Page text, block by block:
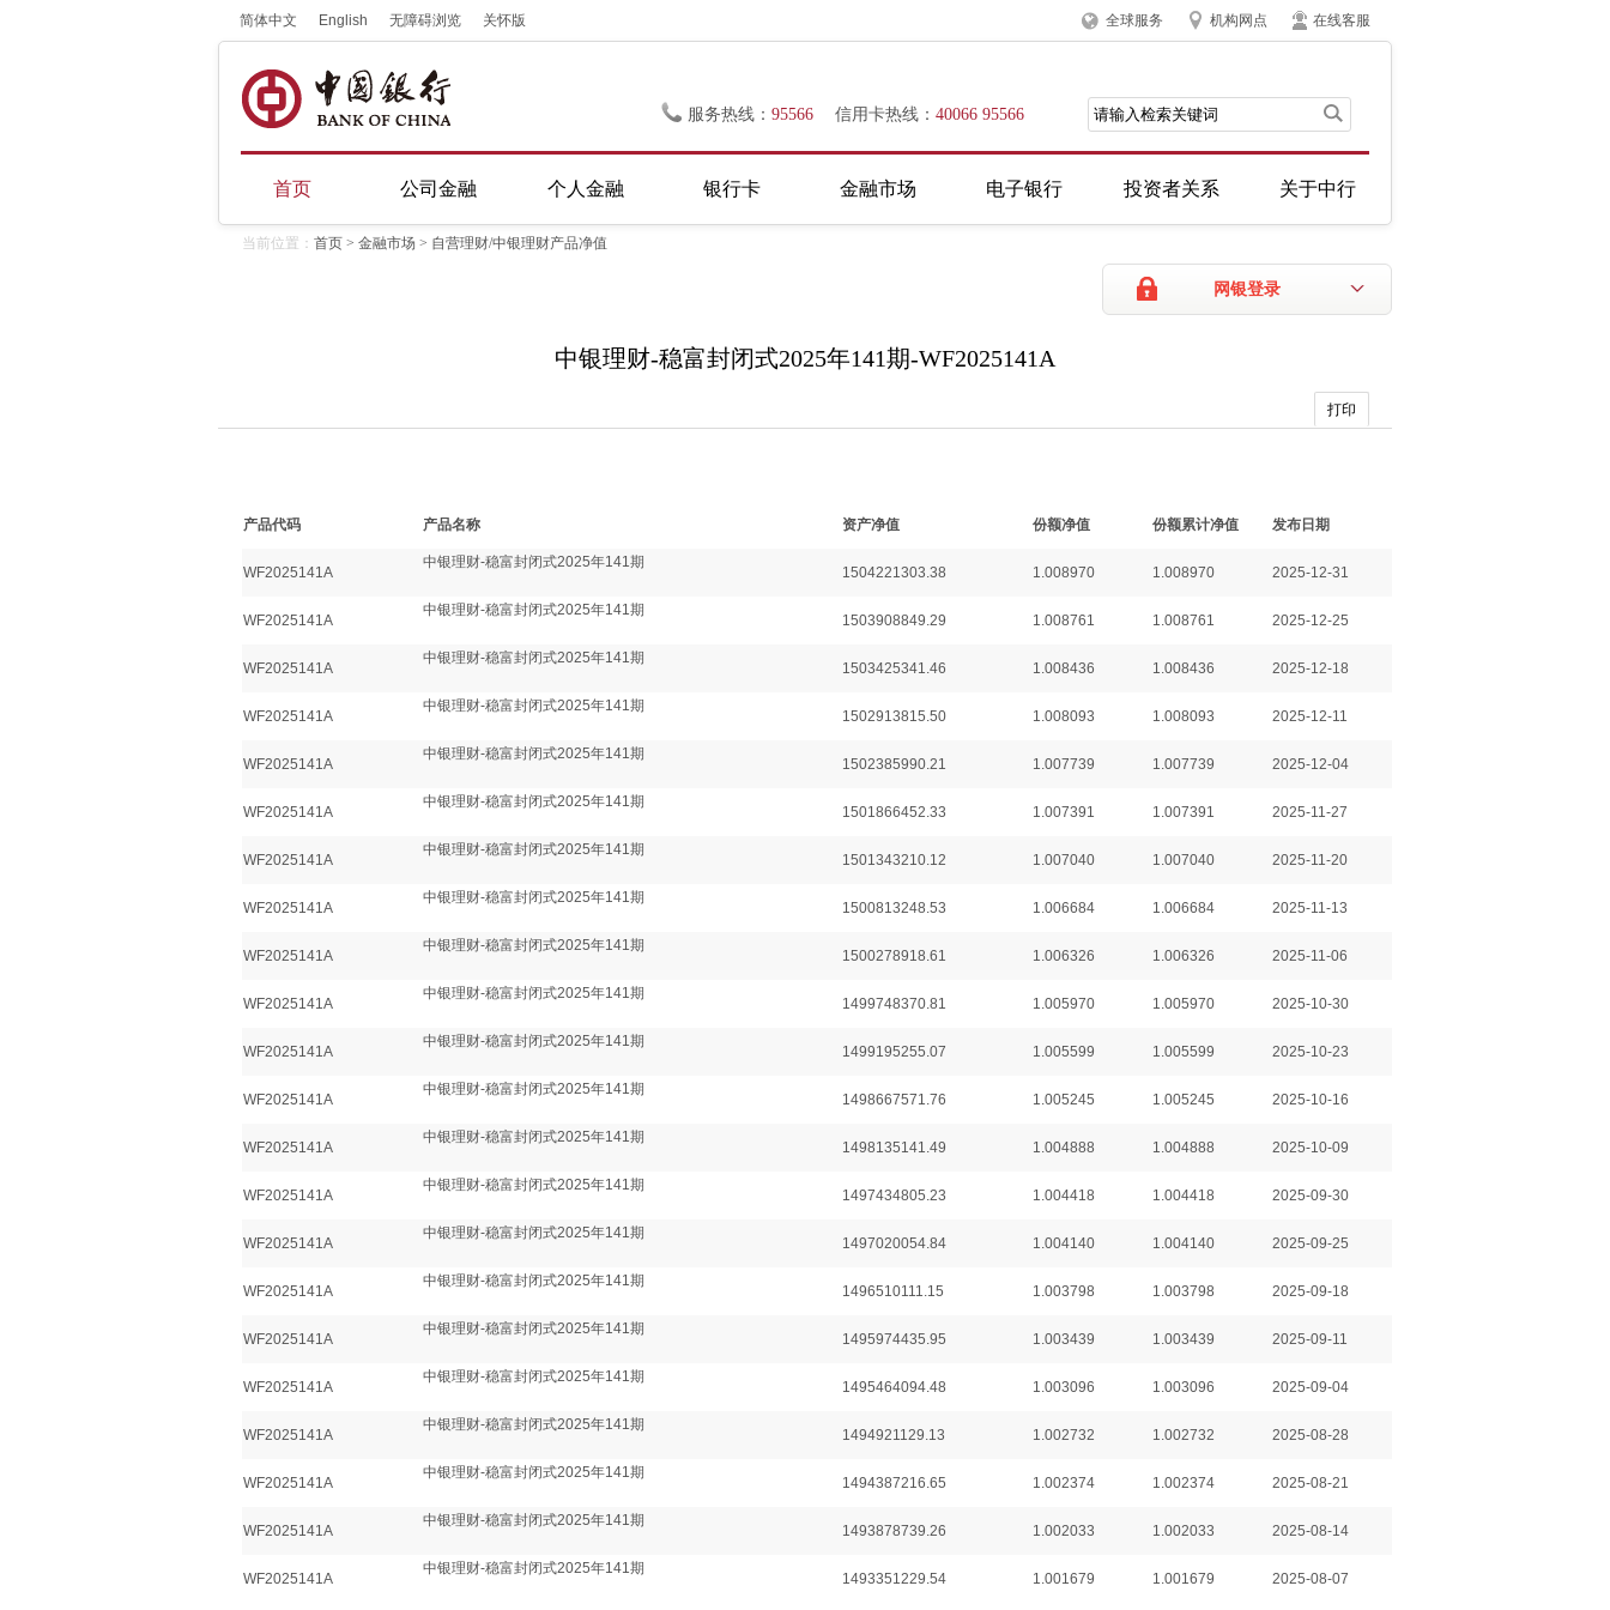
简体中文 English 无障碍浏览 关怀版 全球服务 机构网点 在线客服
服务热线： 95566 信用卡热线： 40066 95566
首页 公司金融 个人金融 银行卡 金融市场 电子银行 投资者关系 关于中行
当前位置： 首页 > 金融市场 > 自营理财/中银理财产品净值
网银登录
中银理财-稳富封闭式2025年141期-WF2025141A
打印
产品代码 产品名称 资产净值 份额净值 份额累计净值 发布日期
WF2025141A
中银理财-稳富封闭式2025年141期
1504221303.38 1.008970 1.008970 2025-12-31
WF2025141A
中银理财-稳富封闭式2025年141期
1503908849.29 1.008761 1.008761 2025-12-25
WF2025141A
中银理财-稳富封闭式2025年141期
1503425341.46 1.008436 1.008436 2025-12-18
WF2025141A
中银理财-稳富封闭式2025年141期
1502913815.50 1.008093 1.008093 2025-12-11
WF2025141A
中银理财-稳富封闭式2025年141期
1502385990.21 1.007739 1.007739 2025-12-04
WF2025141A
中银理财-稳富封闭式2025年141期
1501866452.33 1.007391 1.007391 2025-11-27
WF2025141A
中银理财-稳富封闭式2025年141期
1501343210.12 1.007040 1.007040 2025-11-20
WF2025141A
中银理财-稳富封闭式2025年141期
1500813248.53 1.006684 1.006684 2025-11-13
WF2025141A
中银理财-稳富封闭式2025年141期
1500278918.61 1.006326 1.006326 2025-11-06
WF2025141A
中银理财-稳富封闭式2025年141期
1499748370.81 1.005970 1.005970 2025-10-30
WF2025141A
中银理财-稳富封闭式2025年141期
1499195255.07 1.005599 1.005599 2025-10-23
WF2025141A
中银理财-稳富封闭式2025年141期
1498667571.76 1.005245 1.005245 2025-10-16
WF2025141A
中银理财-稳富封闭式2025年141期
1498135141.49 1.004888 1.004888 2025-10-09
WF2025141A
中银理财-稳富封闭式2025年141期
1497434805.23 1.004418 1.004418 2025-09-30
WF2025141A
中银理财-稳富封闭式2025年141期
1497020054.84 1.004140 1.004140 2025-09-25
WF2025141A
中银理财-稳富封闭式2025年141期
1496510111.15 1.003798 1.003798 2025-09-18
WF2025141A
中银理财-稳富封闭式2025年141期
1495974435.95 1.003439 1.003439 2025-09-11
WF2025141A
中银理财-稳富封闭式2025年141期
1495464094.48 1.003096 1.003096 2025-09-04
WF2025141A
中银理财-稳富封闭式2025年141期
1494921129.13 1.002732 1.002732 2025-08-28
WF2025141A
中银理财-稳富封闭式2025年141期
1494387216.65 1.002374 1.002374 2025-08-21
WF2025141A
中银理财-稳富封闭式2025年141期
1493878739.26 1.002033 1.002033 2025-08-14
WF2025141A
中银理财-稳富封闭式2025年141期
1493351229.54 1.001679 1.001679 2025-08-07